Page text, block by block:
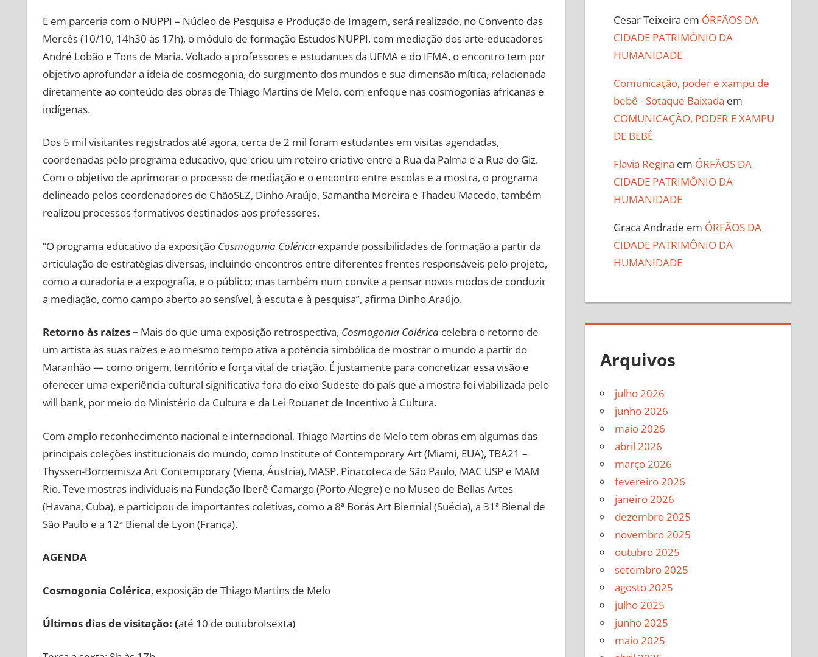
E em parceria com o NUPPI – Núcleo de Pesquisa e Produção de Imagem, será realizado, no Convento das
Mercês (10/10, 14h30 às 17h), o módulo de formação Estudos NUPPI, com mediação dos arte-educadores
André Lobão e Tons de Maria. Voltado a professores e estudantes da UFMA e do IFMA, o encontro tem por
objetivo aprofundar a ideia de cosmogonia, do surgimento dos mundos e sua dimensão mítica, relacionada
diretamente ao conteúdo das obras de Thiago Martins de Melo, com enfoque nas cosmogonias africanas e
indígenas.
Dos 5 mil visitantes registrados até agora, cerca de 2 mil foram estudantes em visitas agendadas,
coordenadas pelo programa educativo, que criou um roteiro criativo entre a Rua da Palma e a Rua do Giz.
Com o objetivo de aprimorar o processo de mediação e o encontro entre escolas e a mostra, o programa
delineado pelos coordenadores do ChãoSLZ, Dinho Araújo, Samantha Moreira e Thadeu Macedo, também
realizou processos formativos destinados aos professores.
“O programa educativo da exposição Cosmogonia Coléricaexpande possibilidades de formação a partir da
articulação de estratégias diversas, incluindo encontros entre diferentes frentes responsáveis pelo projeto,
como a curadoria e a expografia, e o público; mas também num convite a pensar novos modos de conduzir
a mediação, como campo aberto ao sensível, à escuta e à pesquisa”, afirma Dinho Araújo.
Retorno às raízes – Mais do que uma exposição retrospectiva, Cosmogonia Coléricacelebra o retorno de
um artista às suas raízes e ao mesmo tempo ativa a potência simbólica de mostrar o mundo a partir do
Maranhão — como origem, território e força vital de criação. É justamente para concretizar essa visão e
oferecer uma experiência cultural significativa fora do eixo Sudeste do país que a mostra foi viabilizada pelo
will bank, por meio do Ministério da Cultura e da Lei Rouanet de Incentivo à Cultura.
Com amplo reconhecimento nacional e internacional, Thiago Martins de Melo tem obras em algumas das
principais coleções institucionais do mundo, como Institute of Contemporary Art (Miami, EUA), TBA21 –
Thyssen-Bornemisza Art Contemporary (Viena, Áustria), MASP, Pinacoteca de São Paulo, MAC USP e MAM
Rio. Teve mostras individuais na Fundação Iberê Camargo (Porto Alegre) e no Museo de Bellas Artes
(Havana, Cuba), e participou de importantes coletivas, como a 8ª Borås Art Biennial (Suécia), a 31ª Bienal de
São Paulo e a 12ª Bienal de Lyon (França).
AGENDA
Cosmogonia Colérica, exposição de Thiago Martins de Melo
Últimos dias de visitação: (até 10 de outubroIsexta)
Cesar Teixeira em ÓRFÃOS DA
CIDADE PATRIMÔNIO DA
HUMANIDADE
Comunicação, poder e xampu de
bebê - Sotaque Baixada em
COMUNICAÇÃO, PODER E XAMPU
DE BEBÊ
Flavia Regina em ÓRFÃOS DA
CIDADE PATRIMÔNIO DA
HUMANIDADE
Graca Andrade em ÓRFÃOS DA
CIDADE PATRIMÔNIO DA
HUMANIDADE
Arquivos
julho 2026
junho 2026
maio 2026
abril 2026
março 2026
fevereiro 2026
janeiro 2026
dezembro 2025
novembro 2025
outubro 2025
setembro 2025
agosto 2025
julho 2025
junho 2025
maio 2025